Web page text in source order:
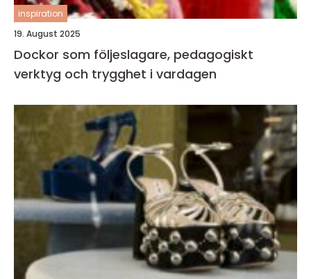
inspiration
19. August 2025
Dockor som följeslagare, pedagogiskt
verktyg och trygghet i vardagen